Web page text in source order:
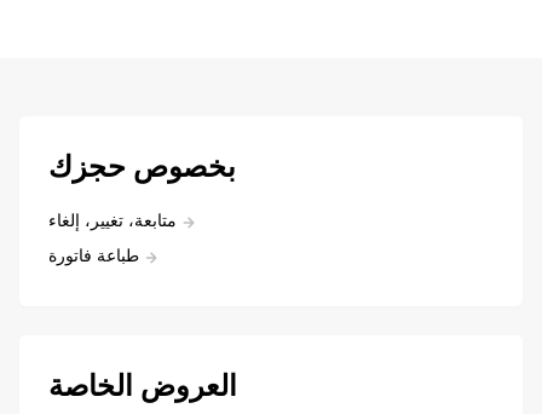
بخصوص حجزك
متابعة، تغيير، إلغاء
طباعة فاتورة
العروض الخاصة